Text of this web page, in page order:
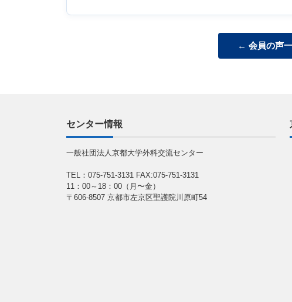
会員の声
センター情報
一般社団法人京都大学外科交流センター
TEL：075-751-3131 FAX:075-751-3131
11：00～18：00（月〜金）
〒606-8507 京都市左京区聖護院川原町54